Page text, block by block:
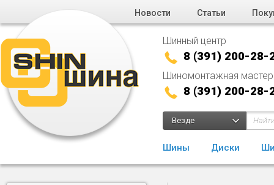
Новости Статьи
Шинный центр
8 (391) 200-28-
Шиномонтажная
8 (391) 200-28-
Везде
Шины Диски